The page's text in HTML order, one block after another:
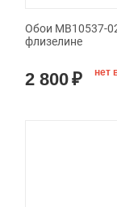
Обои MB10537-
флизелине
2 800₽ нет